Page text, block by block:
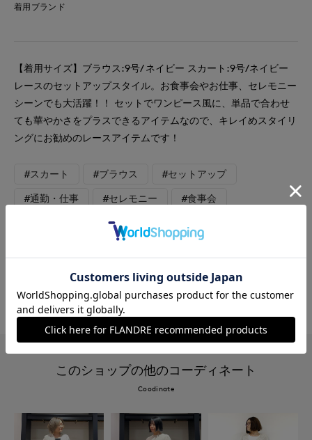
着用ブランド
【着用サイズ】ブラウス:9号/ ネイビー スカート:9号/ネイビー
レースのセットアップスタイル。お食事会やお仕事、セレモニー
シーンでも大活躍！！ セットでワンピース風に、単品で合わせ
ても華やかさをプラスできるアイテムなので、キレイめスタイリ
ングにお勧めのレースアイテムです！
#スカート #ブラウス #セットアップ
#通勤・仕事 #セレモニー #食事会
#ウォッシャブル
#エレガンス #骨格ナチュラル #おでかけ
#大きいサイズ
このショップの他のコーディネート
Coodinate